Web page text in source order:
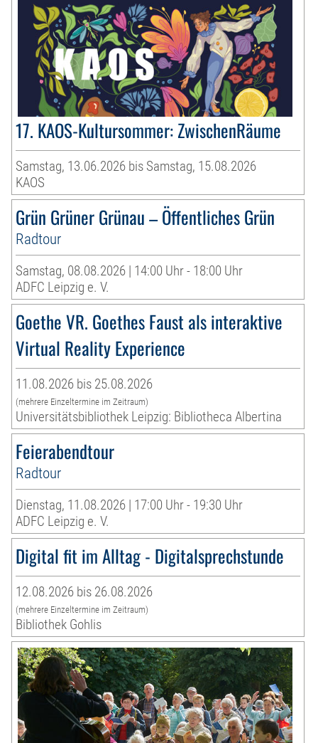
17. KAOS-Kultursommer: ZwischenRäume
Samstag, 13.06.2026 bis Samstag, 15.08.2026
KAOS
Grün Grüner Grünau – Öffentliches Grün
Radtour
Samstag, 08.08.2026 | 14:00 Uhr - 18:00 Uhr
ADFC Leipzig e. V.
Goethe VR. Goethes Faust als interaktive
Virtual Reality Experience
11.08.2026 bis 25.08.2026
(mehrere Einzeltermine im Zeitraum)
Universitätsbibliothek Leipzig: Bibliotheca Albertina
Feierabendtour
Radtour
Dienstag, 11.08.2026 | 17:00 Uhr - 19:30 Uhr
ADFC Leipzig e. V.
Digital fit im Alltag - Digitalsprechstunde
12.08.2026 bis 26.08.2026
(mehrere Einzeltermine im Zeitraum)
Bibliothek Gohlis